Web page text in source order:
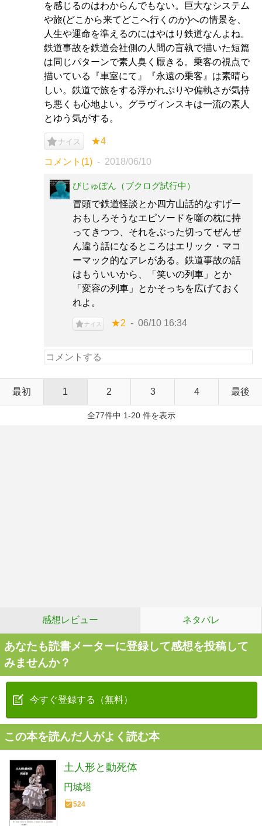
を感じるのはわからんでもない。巨大なシステム
や旅(どこから来てどこへ行くのか)への情景を、
人生や運命を準えるのにはやはり鉄道なんよね。
鉄道事故を鉄道会社側の人間の盲執で描いた短篇
は同じパターンで素人臭く厭きる。乗客の視点で
描いている『車室にて』『永遠の乗客』は素晴ら
しい。鉄道で旅をする浮かれぷりや偏執さが気持
ち悪くも心地よい。グラヴィンスキは一流の素人
とゆう気がする。
ナイス ★4
コメント(1) 2018/06/10
びじゅぼん（ブクログ試行中）
冒頭で鉄道怪談とか四方山話的なすげー
おもしろそうなエピソードを噺の枕に持
ってきつつ、それをぶった切ってぜんぜ
ん違う話になるところはエリック・マコ
ーマック的なアレがある。鉄道事故の話
はもういいから、「笑いの列車」とか
「変容の列車」とかそっちを広げておく
れよ。
ナイス ★2 06/10 16:34
最初 1 2 3 4 最後
全77件中 1-20 件を表示
感想レビュー ネタバレ
あなたも読書メーターに登録して感想を投稿して
みませんか？
今すぐ登録する（無料）
この本を読んだ人がよく読む本
土人形と動死体
円城塔
524